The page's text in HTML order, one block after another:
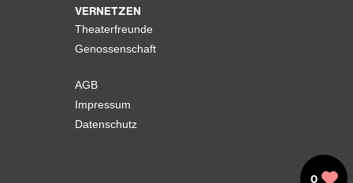
0
VERNETZEN
Theaterfreunde
Genossenschaft
AGB
Impressum
Datenschutz